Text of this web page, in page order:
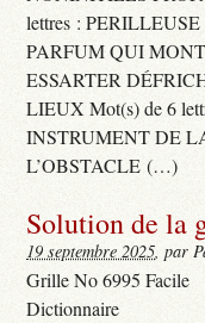
lettres :
PARFUM QUI
ESSARTER
LIEUX Mot(s) de 6
INSTRUMENT DE
L’OBSTACLE (…)
Solution de la
19 septembre 2025, par
Grille No 6995 Facile
Dictionnaire